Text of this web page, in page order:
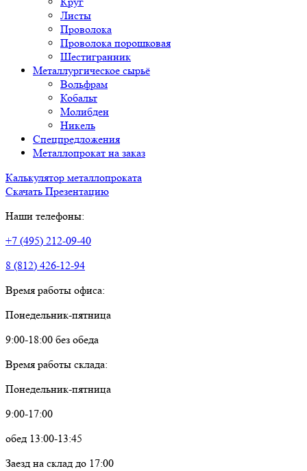
Листы
Проволока
Проволока порошковая
Шестигранник
Металлургическое сырьё
Вольфрам
Кобальт
Молибден
Никель
Спецпредложения
Металлопрокат на заказ
Калькулятор металлопроката
Скачать Презентацию
Наши телефоны:
+7 (495) 212-09-40
8 (812) 426-12-94
Время работы офиса:
Понедельник-пятница
9:00-18:00 без обеда
Время работы склада:
Понедельник-пятница
9:00-17:00
обед 13:00-13:45
Заезд на склад до 17:00